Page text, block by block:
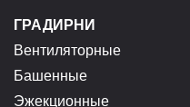
ГРАДИРНИ
Вентиляторные
Башенные
Эжекционные